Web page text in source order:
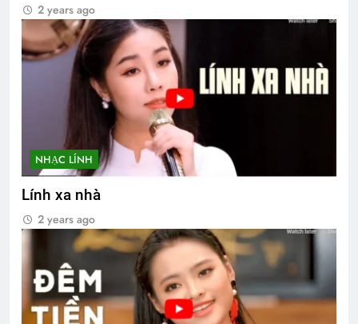
2 years ago
NHẠC LÍNH
Lính xa nhà
2 years ago